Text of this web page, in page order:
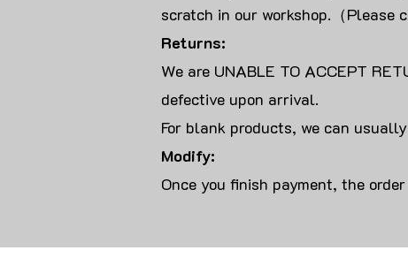
scratch in our workshop.（Please
Returns:
We are UNABLE TO ACCEPT
defective upon arrival.
For blank products, we can
Modify:
Once you finish payment, the